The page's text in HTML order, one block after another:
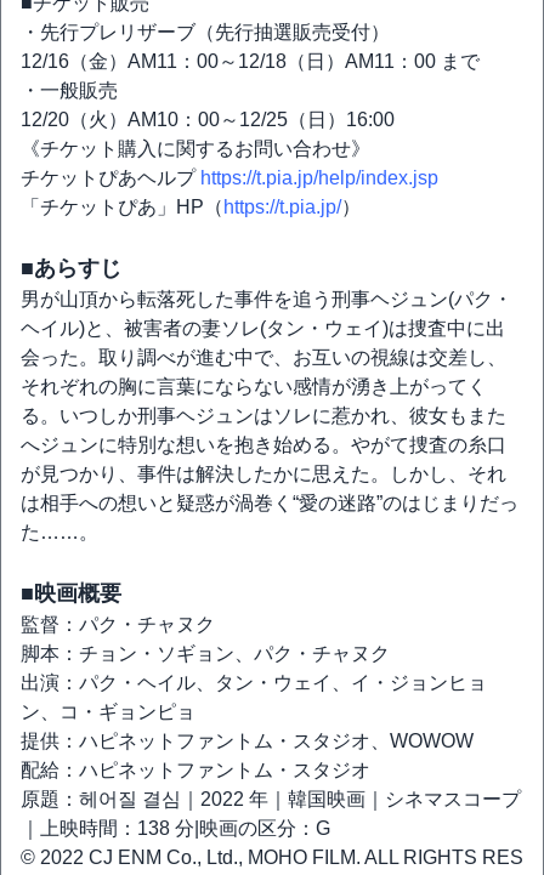
・先行プレリザーブ（先行抽選販売受付）
12/16（金）AM11：00～12/18（日）AM11：00 まで
・一般販売
12/20（火）AM10：00～12/25（日）16:00
《チケット購入に関するお問い合わせ》
チケットぴあヘルプ https://t.pia.jp/help/index.jsp
「チケットぴあ」HP（ https://t.pia.jp/）
■あらすじ
男が山頂から転落死した事件を追う刑事ヘジュン(パク・
ヘイル)と、被害者の妻ソレ(タン・ウェイ)は捜査中に出
会った。取り調べが進む中で、お互いの視線は交差し、
それぞれの胸に言葉にならない感情が湧き上がってく
る。いつしか刑事ヘジュンはソレに惹かれ、彼女もまた
へジュンに特別な想いを抱き始める。やがて捜査の糸口
が見つかり、事件は解決したかに思えた。しかし、それ
は相手への想いと疑惑が渦巻く“愛の迷路”のはじまりだっ
た……。
■映画概要
監督：パク・チャヌク
脚本：チョン・ソギョン、パク・チャヌク
出演：パク・ヘイル、タン・ウェイ、イ・ジョンヒョ
ン、コ・ギョンピョ
提供：ハピネットファントム・スタジオ、WOWOW
配給：ハピネットファントム・スタジオ
原題：헤어질 결심｜2022 年｜韓国映画｜シネマスコープ
｜上映時間：138 分|映画の区分：G
© 2022 CJ ENM Co., Ltd., MOHO FILM. ALL RIGHTS RES